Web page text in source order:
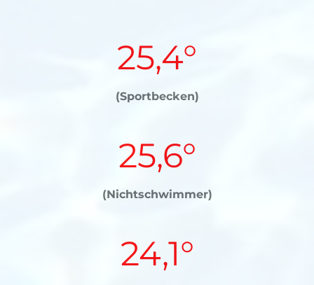
25,4°
(Sportbecken)
25,6°
(Nichtschwimmer)
24,1°